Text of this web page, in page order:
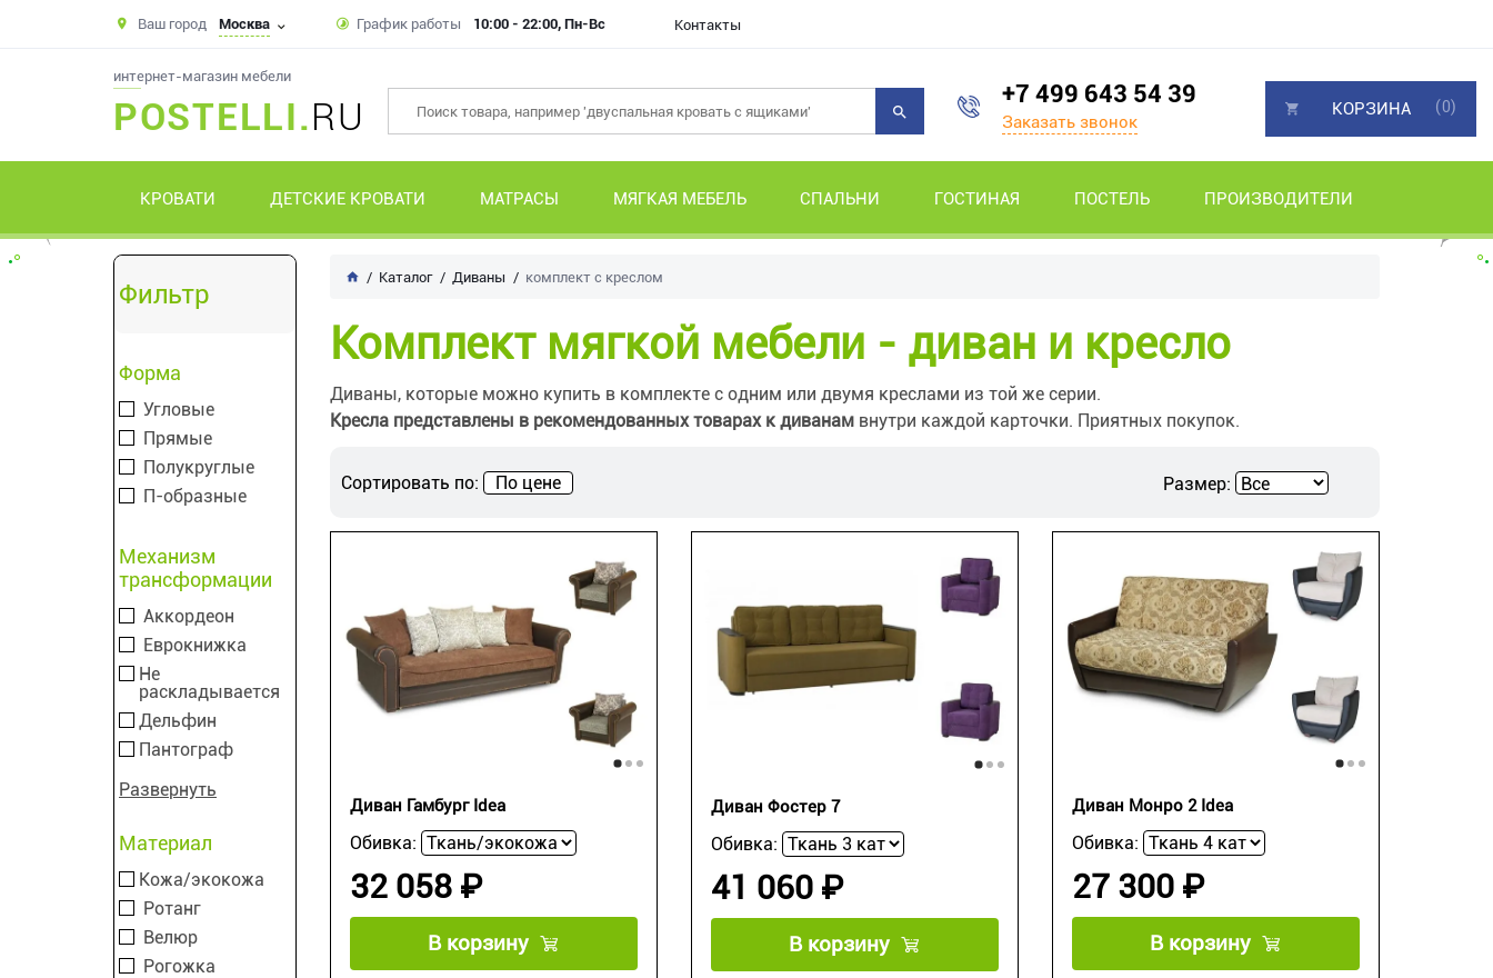
Ваш город Москва График работы 10:00 - 22:00, Пн-Вс Контакты
интернет-магазин мебели
POSTELLI.RU
+7 499 643 54 39
Заказать звонок
КРОВАТИ ДЕТСКИЕ КРОВАТИ МАТРАСЫ МЯГКАЯ МЕБЕЛЬ СПАЛЬНИ ГОСТИНАЯ ПОСТЕЛЬ ПРОИЗВОДИТЕЛИ
КОРЗИНА (0)
Фильтр
Форма
Угловые
Прямые
Полукруглые
П-образные
Механизм
трансформации
Аккордеон
Еврокнижка
Не
раскладывается
Дельфин
Пантограф
Развернуть
Материал
Кожа/экокожа
Ротанг
Велюр
Рогожка
Каталог Диваны комплект с креслом
Комплект мягкой мебели - диван и кресло
Диваны, которые можно купить в комплекте с одним или двумя креслами из той же серии.
Кресла представлены в рекомендованных товарах к диванам внутри каждой карточки. Приятных покупок.
Сортировать по: По цене Размер:
Диван Гамбург Idea
Обивка:
32 058 ₽
В корзину
Диван Фостер 7
Обивка:
41 060 ₽
В корзину
Диван Монро 2 Idea
Обивка:
27 300 ₽
В корзину